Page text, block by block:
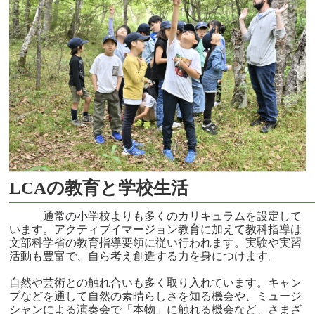
LCAの教育と学校生活
通常の小学校よりも多くのカリキュラムを設定して
います。アクティブイマージョン教育に加えて教科指導は
文部科学省の教育指導要領に従い行われます。実験や実習
活動も豊富で、自ら考え創造する力を身につけます。
自然や芸術との触れ合いも多く取り入れています。キャン
プなどを通して自然の素晴らしさを知る機会や、ミュージ
シャンによる演奏会で「本物」に触れる機会など、さまざ